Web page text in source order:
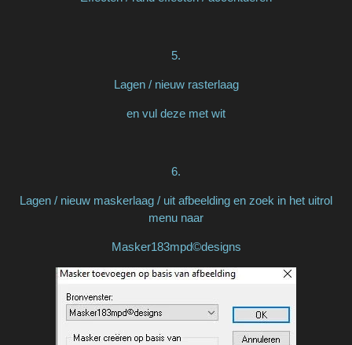
5.
Lagen / nieuw rasterlaag
en vul deze met wit
6.
Lagen / nieuw maskerlaag / uit afbeelding en zoek in het uitrol
menu naar
Masker183mpd©designs